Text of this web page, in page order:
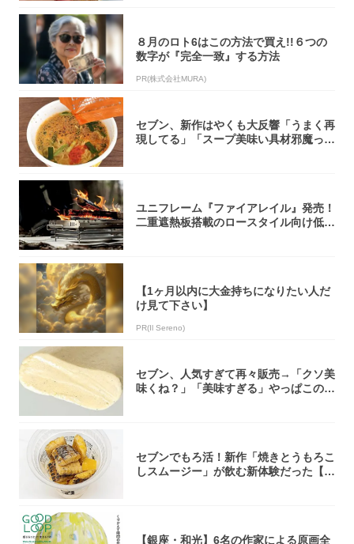
８月のロト6はこの方法で買え!!６つの
数字が『完全一致』する方法
PR(株式会社MURA)
セブン、新作はやくも大反響「うまく再
現してる」「スープ美味い具材邪魔って
ユニフレーム『ファイアレイル』発売！
二重遮熱板搭載のロースタイル向け低型
【1ヶ月以内に大金持ちになりたい人だ
け見て下さい】
PR(Il Sereno)
セブン、人気すぎて再々販売→「クソ美
味くね？」「美味すぎる」やっぱこのク
セブンでもろ活！新作「焼きとうもろこ
しスムージー」が飲む新体験だった【東
【銀座・和光】6名の作家による原画全